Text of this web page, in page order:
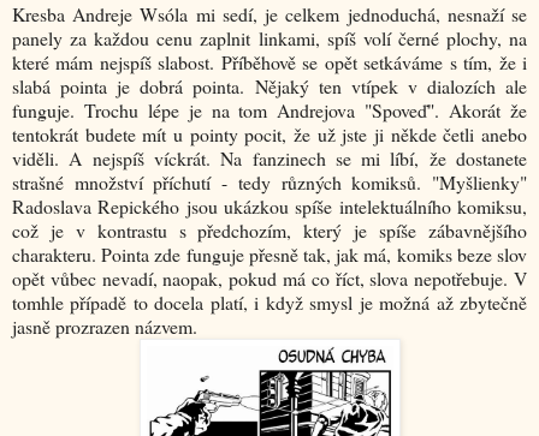
Kresba Andreje Wsóla mi sedí, je celkem jednoduchá, nesnaží se
panely za každou cenu zaplnit linkami, spíš volí černé plochy, na
které mám nejspíš slabost. Příběhově se opět setkáváme s tím, že i
slabá pointa je dobrá pointa. Nějaký ten vtípek v dialozích ale
funguje. Trochu lépe je na tom Andrejova "Spoveď". Akorát že
tentokrát budete mít u pointy pocit, že už jste ji někde četli anebo
viděli. A nejspíš víckrát. Na fanzinech se mi líbí, že dostanete
strašné množství příchutí - tedy různých komiksů. "Myšlienky"
Radoslava Repického jsou ukázkou spíše intelektuálního komiksu,
což je v kontrastu s předchozím, který je spíše zábavnějšího
charakteru. Pointa zde funguje přesně tak, jak má, komiks beze slov
opět vůbec nevadí, naopak, pokud má co říct, slova nepotřebuje. V
tomhle případě to docela platí, i když smysl je možná až zbytečně
jasně prozrazen názvem.